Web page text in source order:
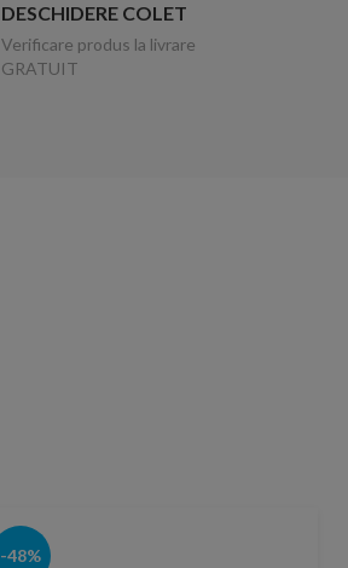
DESCHIDERE COLET
Verificare produs la livrare
GRATUIT
-48%